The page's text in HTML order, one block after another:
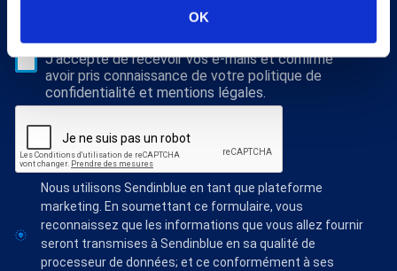
OK
Veuillez renseigner votre adresse email pour vous inscrire. Ex. :
abc@xyz.com
J'accepte de recevoir vos e-mails et confirme
avoir pris connaissance de votre politique de
confidentialité et mentions légales.
Nous utilisons Sendinblue en tant que plateforme
marketing. En soumettant ce formulaire, vous
reconnaissez que les informations que vous allez fournir
seront transmises à Sendinblue en sa qualité de
processeur de données; et ce conformément à ses